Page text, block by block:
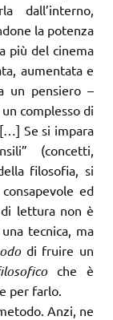
dall’interno,
la potenza
più del cinema
aumentata e
un pensiero –
complesso di
Se si impara
(concetti,
filosofia, si
ed
lettura non è
tecnica, ma
di fruire un
che è
per farlo.
Anzi, ne